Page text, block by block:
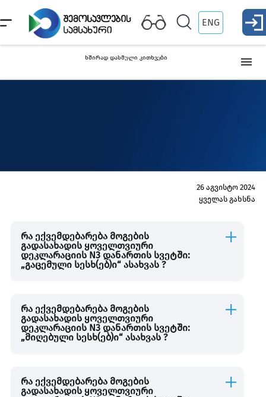
ENG
ხშირად დასმული კითხვები
ქონების გადასახადი
ბუნებრივი რესურსებით სარგებლობა
საგადასახადო დოკუმენტი
26 აგვისტო 2024
ყველას გახსნა
რა ექვემდებარება მოგების
გადასახადის ყოველთვიური
დეკლარაციის N3 დანართის სვეტში:
„გაცემული სესხ(ებ)ი“ ასახვას ?
რა ექვემდებარება მოგების
გადასახადის ყოველთვიური
დეკლარაციის N3 დანართის სვეტში:
„მიღებული სესხ(ებ)ი“ ასახვას ?
რა ექვემდებარება მოგების
გადასახადის ყოველთვიური